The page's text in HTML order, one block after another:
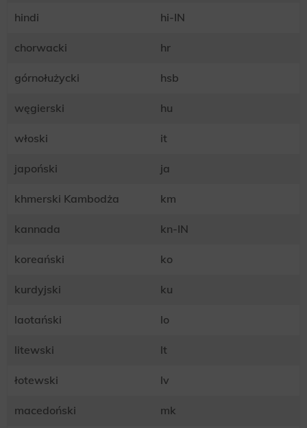
hindi hi-IN
chorwacki hr
górnołużycki hsb
węgierski hu
włoski it
japoński ja
khmerski Kambodża km
kannada kn-IN
koreański ko
kurdyjski ku
laotański lo
litewski lt
łotewski lv
macedoński mk